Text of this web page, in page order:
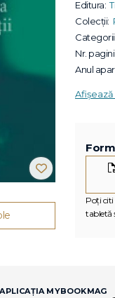
Editura:
Colecții:
Nr.
Anul
Poți
tabletă
MYBOOKMAG